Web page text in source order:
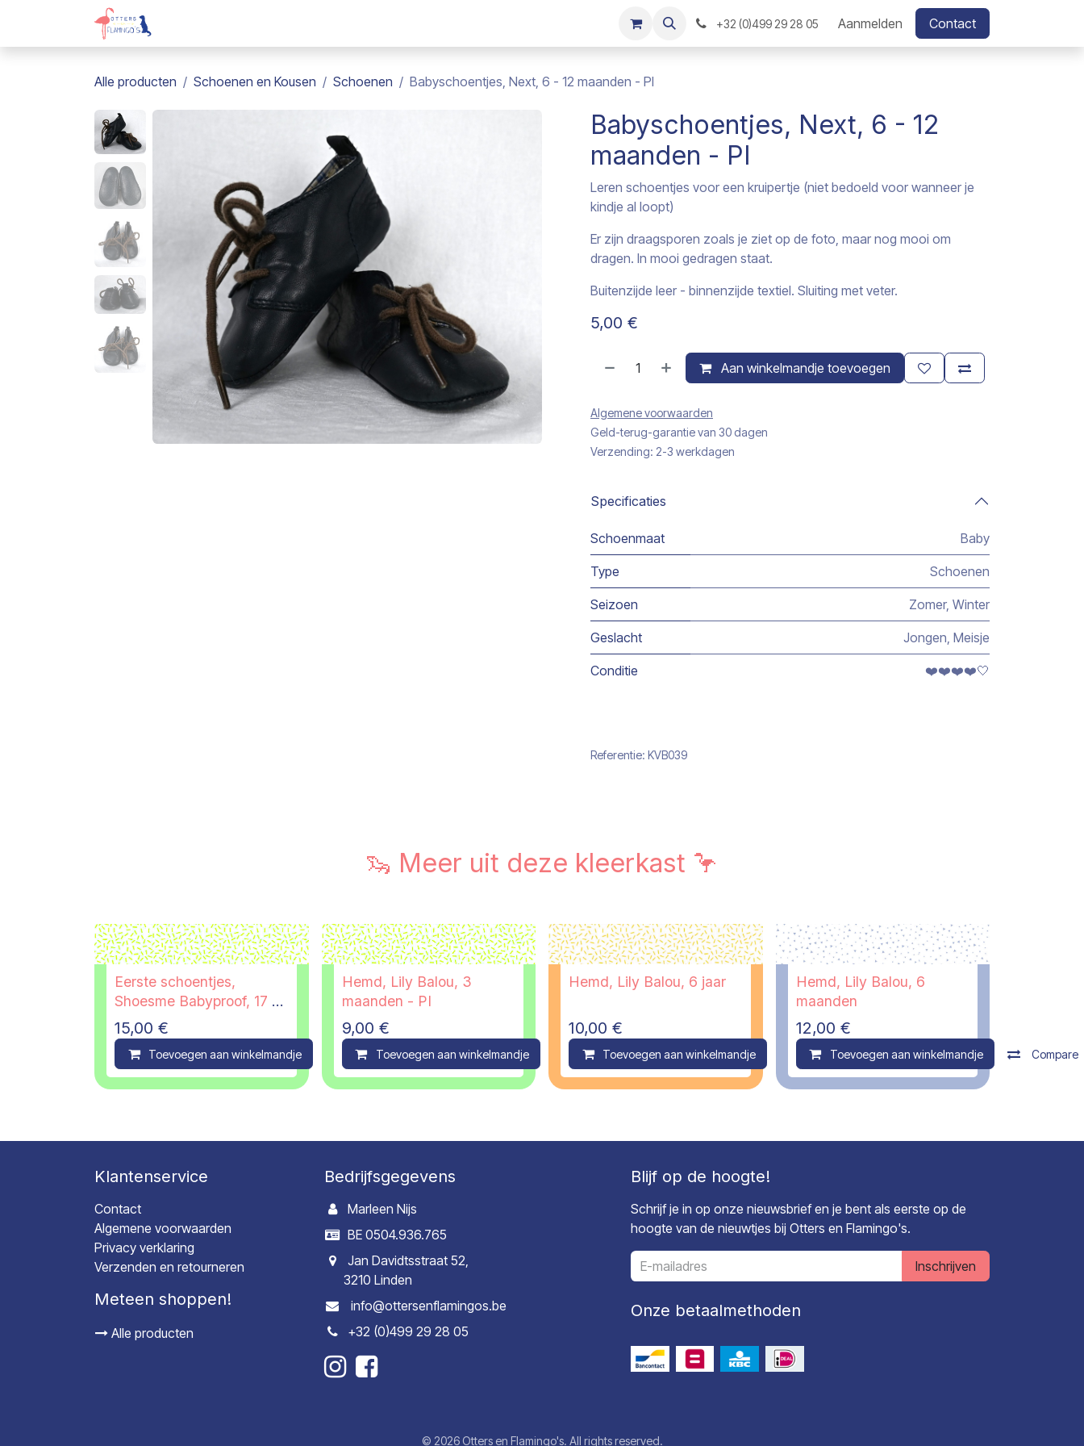
Overslaan naar inhoud
+32 (0)499 29 28 05 Aanmelden Contact
Alle producten Schoenen en Kousen Schoenen Babyschoentjes, Next, 6 - 12 maanden - PI
Babyschoentjes, Next, 6 - 12
maanden - PI
Leren schoentjes voor een kruipertje (niet bedoeld voor wanneer je
kindje al loopt)
Er zijn draagsporen zoals je ziet op de foto, maar nog mooi om
dragen. In mooi gedragen staat.
Buitenzijde leer - binnenzijde textiel. Sluiting met veter.
5,00 €
Aan winkelmandje toevoegen
Algemene voorwaarden
Geld-terug-garantie van 30 dagen
Verzending: 2-3 werkdagen
Specificaties
Schoenmaat Baby
Type Schoenen
Seizoen Zomer, Winter
Geslacht Jongen, Meisje
Conditie ❤️❤️❤️❤️🤍
Referentie: KVB039
🦦 Meer uit deze kleerkast 🦩
Eerste schoentjes,
Shoesme Babyproof, 17 -
PI
15,00 €
Toevoegen aan winkelmandje Compare
Hemd, Lily Balou, 3
maanden - PI
9,00 €
Toevoegen aan winkelmandje Compare
Hemd, Lily Balou, 6 jaar
10,00 €
Toevoegen aan winkelmandje Compare
Hemd, Lily Balou, 6
maanden
12,00 €
Toevoegen aan winkelmandje Compare
Klantenservice
Contact
Algemene voorwaarden
Privacy verklaring
Verzenden en retourneren
Meteen shoppen!
Alle producten
Bedrijfsgegevens
Marleen Nijs
BE 0504.936.765
Jan Davidtsstraat 52,
3210 Linden
info@ottersenflamingos.be
+32 (0)499 29 28 05
Blijf op de hoogte!
Schrijf je in op onze nieuwsbrief en je bent als eerste op de
hoogte van de nieuwtjes bij Otters en Flamingo's.
Inschrijven
Onze betaalmethoden
© 2026 Otters en Flamingo's. All rights reserved.